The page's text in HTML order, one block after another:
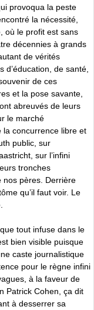
provoqua la peste
la nécessité,
où le profit est sans
décennies à grands
de vérités
d’éducation, de santé,
de ces
et la pose savante,
abreuvés de leurs
le marché
la concurrence libre et
public, sur
sur l’infini
tronches
nos pères. Derrière
qu’il faut voir. Le
tout infuse dans le
bien visible puisque
caste journalistique
pour le règne infini
à la faveur de
Patrick Cohen, ça dit
à desserrer sa